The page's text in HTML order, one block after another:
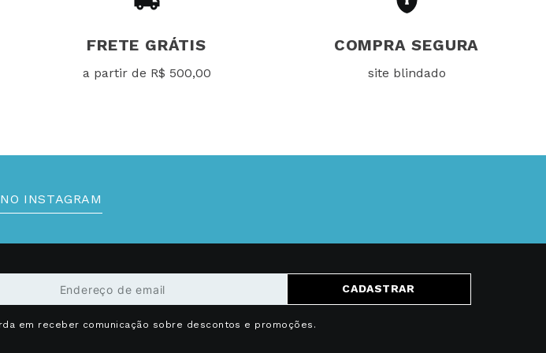
FRETE GRÁTIS
a partir de R$ 500,00
COMPRA SEGURA
site blindado
INSTAGRAM
CADASTRAR
em receber comunicação sobre descontos e promoções.